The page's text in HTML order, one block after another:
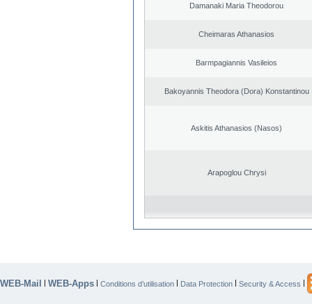
Damanaki Maria Theodorou
Cheimaras Athanasios
Barmpagiannis Vasileios
Bakoyannis Theodora (Dora) Konstantinou
Askitis Athanasios (Nasos)
Arapoglou Chrysi
WEB-Mail | WEB-Apps | Conditions d’utilisation | Data Protection | Security & Access |